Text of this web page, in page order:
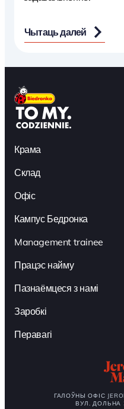
Чытаць далей
Крама
Склад
Офіс
Кампус Бедронка
Management trainee
Працэс найму
Пазнаёмцеся з намі
Заробкі
Перавагі
ГАЛОЎНЫ ОФІС
ВУЛ. ДОЛЬНА